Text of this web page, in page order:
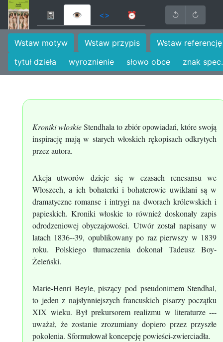
📓 👁 <> ⏰ ↺ ↻
Wstaw motyw Wstaw przypis
Wstaw referencję
tytuł dzieła
wyroznienie słowo obce znak spec.
Kroniki włoskieStendhala to zbiór opowiadań, które swoją
inspirację mają w starych włoskich rękopisach odkrytych
przez autora.
Akcja utworów dzieje się w czasach renesansu we
Włoszech, a ich bohaterki i bohaterowie uwikłani są w
dramatyczne romanse i intrygi na dworach królewskich i
papieskich. Kroniki włoskie to również doskonały zapis
odrodzeniowej obyczajowości. Utwór został napisany w
latach 1836--39, opublikowany po raz pierwszy w 1839
roku. Polskiego tłumaczenia dokonał Tadeusz Boy-
Żeleński.
Marie-Henri Beyle, piszący pod pseudonimem Stendhal,
to jeden z najsłynniejszych francuskich pisarzy początku
XIX wieku. Był prekursorem realizmu w literaturze ---
uważał, że zostanie zrozumiany dopiero przez przyszłe
pokolenia. Sformułował koncepcję powieści-zwierciadła.